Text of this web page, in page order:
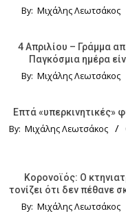
By: Μιχάλης Λεωτσάκος
4 Απριλίου – Γράμμα
Παγκόσμια ημέρα
By: Μιχάλης Λεωτσάκος
Επτά «υπερκινητικές»
By: Μιχάλης Λεωτσάκος
Κορονοϊός: Ο
τονίζει ότι δεν πέθανε
By: Μιχάλης Λεωτσάκος